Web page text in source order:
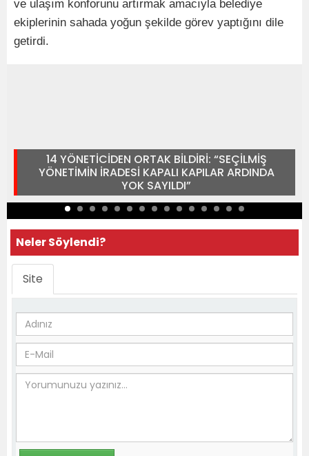
ve ulaşım konforunu artırmak amacıyla belediye
ekiplerinin sahada yoğun şekilde görev yaptığını dile
getirdi.
14 YÖNETİCİDEN ORTAK BİLDİRİ: “SEÇİLMİŞ
YÖNETİMİN İRADESİ KAPALI KAPILAR ARDINDA
YOK SAYILDI”
Neler Söylendi?
Site